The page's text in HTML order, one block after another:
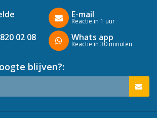
02 08
E-mail
Reactie in 1 uur
Whats app
Reactie in 30 minuten
blijven?: